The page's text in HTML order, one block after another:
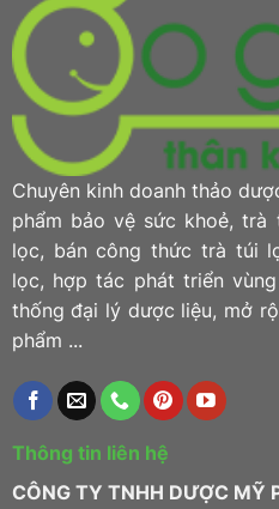
Chuyên kinh doanh thảo
phẩm bảo vệ sức khoẻ,
lọc, bán công thức trà túi
lọc, hợp tác phát triển
thống đại lý dược liệu, mở
phẩm ...
Thông tin liên hệ
CÔNG TY TNHH DƯỢC MỸ